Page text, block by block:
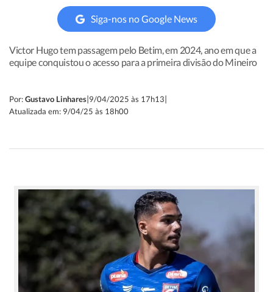
Siga-nos no Google News
Victor Hugo tem passagem pelo Betim, em 2024, ano em que a
equipe conquistou o acesso para a primeira divisão do Mineiro
Por:Gustavo Linhares|9/04/2025 às 17h13|
Atualizada em: 9/04/25 às 18h00